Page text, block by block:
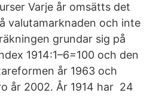
Varje år omsätts det
valutamarknaden och inte
grundar sig på
1914:1–6=100 och den
år 1963 och
år 2002. År 1914 har 24